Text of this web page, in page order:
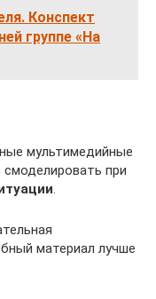
Конспект
группе «На
мультимедийные
при
.
материал лучше